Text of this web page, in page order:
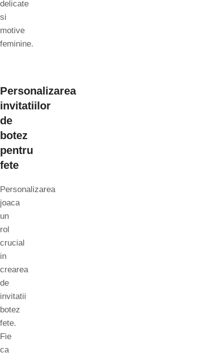
delicate
si
motive
feminine.
Personalizarea
invitatiilor
de
botez
pentru
fete
Personalizarea
joaca
un
rol
crucial
in
crearea
de
invitatii
botez
fete.
Fie
ca